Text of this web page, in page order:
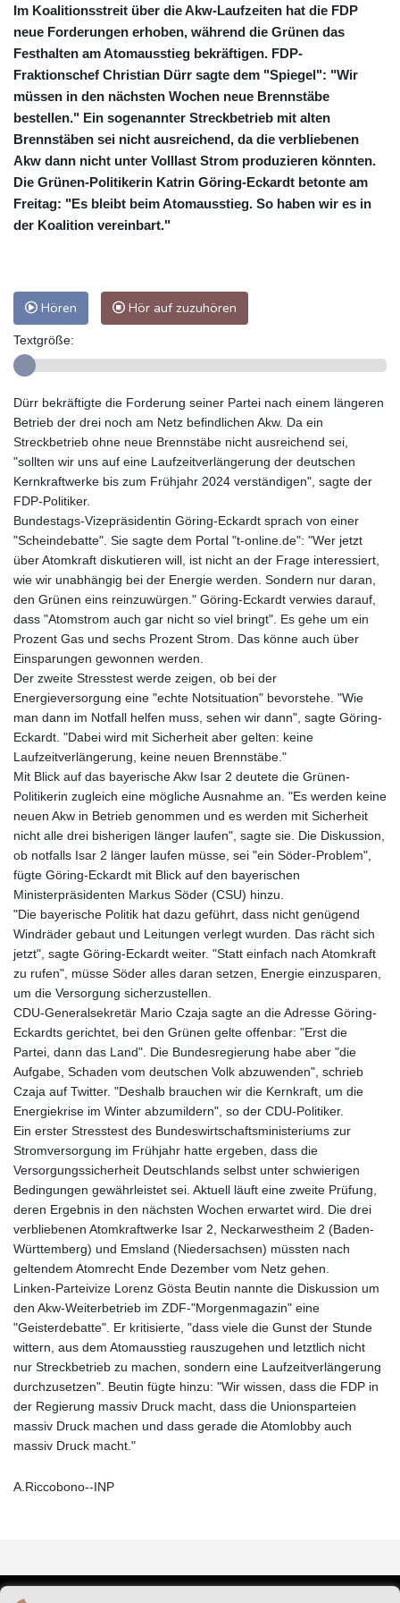
Im Koalitionsstreit über die Akw-Laufzeiten hat die FDP
neue Forderungen erhoben, während die Grünen das
Festhalten am Atomausstieg bekräftigen. FDP-
Fraktionschef Christian Dürr sagte dem "Spiegel": "Wir
müssen in den nächsten Wochen neue Brennstäbe
bestellen." Ein sogenannter Streckbetrieb mit alten
Brennstäben sei nicht ausreichend, da die verbliebenen
Akw dann nicht unter Volllast Strom produzieren könnten.
Die Grünen-Politikerin Katrin Göring-Eckardt betonte am
Freitag: "Es bleibt beim Atomausstieg. So haben wir es in
der Koalition vereinbart."
Hören Hör auf zuzuhören
Textgröße:
Dürr bekräftigte die Forderung seiner Partei nach einem längeren
Betrieb der drei noch am Netz befindlichen Akw. Da ein
Streckbetrieb ohne neue Brennstäbe nicht ausreichend sei,
"sollten wir uns auf eine Laufzeitverlängerung der deutschen
Kernkraftwerke bis zum Frühjahr 2024 verständigen", sagte der
FDP-Politiker.
Bundestags-Vizepräsidentin Göring-Eckardt sprach von einer
"Scheindebatte". Sie sagte dem Portal "t-online.de": "Wer jetzt
über Atomkraft diskutieren will, ist nicht an der Frage interessiert,
wie wir unabhängig bei der Energie werden. Sondern nur daran,
den Grünen eins reinzuwürgen." Göring-Eckardt verwies darauf,
dass "Atomstrom auch gar nicht so viel bringt". Es gehe um ein
Prozent Gas und sechs Prozent Strom. Das könne auch über
Einsparungen gewonnen werden.
Der zweite Stresstest werde zeigen, ob bei der
Energieversorgung eine "echte Notsituation" bevorstehe. "Wie
man dann im Notfall helfen muss, sehen wir dann", sagte Göring-
Eckardt. "Dabei wird mit Sicherheit aber gelten: keine
Laufzeitverlängerung, keine neuen Brennstäbe."
Mit Blick auf das bayerische Akw Isar 2 deutete die Grünen-
Politikerin zugleich eine mögliche Ausnahme an. "Es werden keine
neuen Akw in Betrieb genommen und es werden mit Sicherheit
nicht alle drei bisherigen länger laufen", sagte sie. Die Diskussion,
ob notfalls Isar 2 länger laufen müsse, sei "ein Söder-Problem",
fügte Göring-Eckardt mit Blick auf den bayerischen
Ministerpräsidenten Markus Söder (CSU) hinzu.
"Die bayerische Politik hat dazu geführt, dass nicht genügend
Windräder gebaut und Leitungen verlegt wurden. Das rächt sich
jetzt", sagte Göring-Eckardt weiter. "Statt einfach nach Atomkraft
zu rufen", müsse Söder alles daran setzen, Energie einzusparen,
um die Versorgung sicherzustellen.
CDU-Generalsekretär Mario Czaja sagte an die Adresse Göring-
Eckardts gerichtet, bei den Grünen gelte offenbar: "Erst die
Partei, dann das Land". Die Bundesregierung habe aber "die
Aufgabe, Schaden vom deutschen Volk abzuwenden", schrieb
Czaja auf Twitter. "Deshalb brauchen wir die Kernkraft, um die
Energiekrise im Winter abzumildern", so der CDU-Politiker.
Ein erster Stresstest des Bundeswirtschaftsministeriums zur
Stromversorgung im Frühjahr hatte ergeben, dass die
Versorgungssicherheit Deutschlands selbst unter schwierigen
Bedingungen gewährleistet sei. Aktuell läuft eine zweite Prüfung,
deren Ergebnis in den nächsten Wochen erwartet wird. Die drei
verbliebenen Atomkraftwerke Isar 2, Neckarwestheim 2 (Baden-
Württemberg) und Emsland (Niedersachsen) müssten nach
geltendem Atomrecht Ende Dezember vom Netz gehen.
Linken-Parteivize Lorenz Gösta Beutin nannte die Diskussion um
den Akw-Weiterbetrieb im ZDF-"Morgenmagazin" eine
"Geisterdebatte". Er kritisierte, "dass viele die Gunst der Stunde
wittern, aus dem Atomausstieg rauszugehen und letztlich nicht
nur Streckbetrieb zu machen, sondern eine Laufzeitverlängerung
durchzusetzen". Beutin fügte hinzu: "Wir wissen, dass die FDP in
der Regierung massiv Druck macht, dass die Unionsparteien
massiv Druck machen und dass gerade die Atomlobby auch
massiv Druck macht."
A.Riccobono--INP